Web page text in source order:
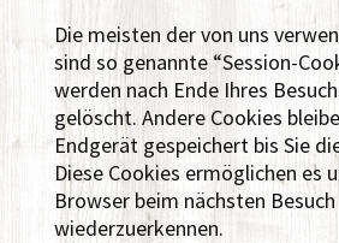
Die meisten der von uns
sind so genannte “Session-
werden nach Ende Ihres
gelöscht. Andere Cookies
Endgerät gespeichert bis Sie
Diese Cookies ermöglichen es
Browser beim nächsten Besuch
wiederzuerkennen.